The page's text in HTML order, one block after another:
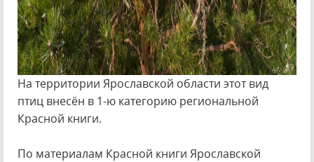
На территории Ярославской области этот вид
птиц внесён в 1-ю категорию региональной
Красной книги.
По материалам Красной книги Ярославской